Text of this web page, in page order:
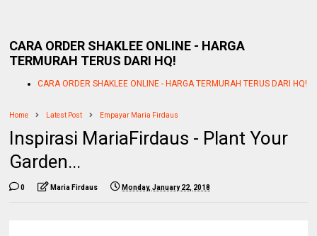
CARA ORDER SHAKLEE ONLINE - HARGA
TERMURAH TERUS DARI HQ!
CARA ORDER SHAKLEE ONLINE - HARGA TERMURAH TERUS DARI HQ!
Home Latest Post Empayar Maria Firdaus
Inspirasi MariaFirdaus - Plant Your
Garden...
0 Maria Firdaus Monday, January 22, 2018